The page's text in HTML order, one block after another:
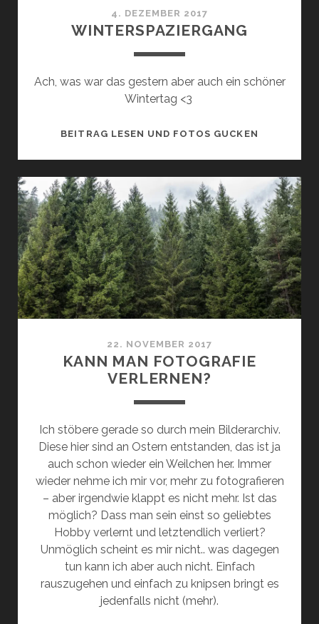
4. DEZEMBER 2017
WINTERSPAZIERGANG
Ach, was war das gestern aber auch ein schöner
Wintertag <3
BEITRAG LESEN UND FOTOS GUCKEN
22. NOVEMBER 2017
KANN MAN FOTOGRAFIE
VERLERNEN?
Ich stöbere gerade so durch mein Bilderarchiv.
Diese hier sind an Ostern entstanden, das ist ja
auch schon wieder ein Weilchen her. Immer
wieder nehme ich mir vor, mehr zu fotografieren
– aber irgendwie klappt es nicht mehr. Ist das
möglich? Dass man sein einst so geliebtes
Hobby verlernt und letztendlich verliert?
Unmöglich scheint es mir nicht.. was dagegen
tun kann ich aber auch nicht. Einfach
rauszugehen und einfach zu knipsen bringt es
jedenfalls nicht (mehr).